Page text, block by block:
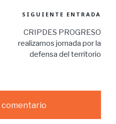
SIGUIENTE ENTRADA
CRIPDES PROGRESO
realizamos jornada por la
defensa del territorio
comentario